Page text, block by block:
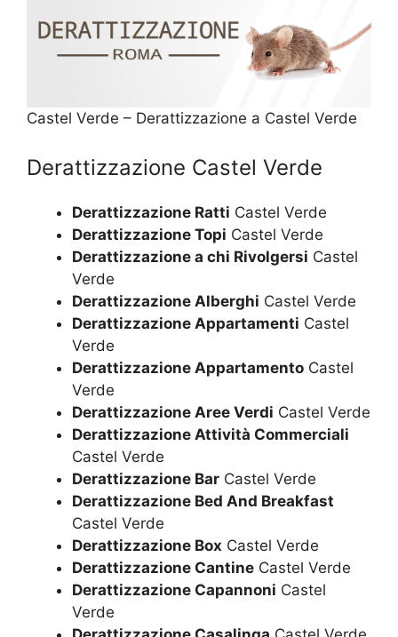
Castel Verde – Derattizzazione a Castel Verde
Derattizzazione Castel Verde
Derattizzazione Ratti Castel Verde
Derattizzazione Topi Castel Verde
Derattizzazione a chi Rivolgersi Castel
Verde
Derattizzazione Alberghi Castel Verde
Derattizzazione Appartamenti Castel
Verde
Derattizzazione Appartamento Castel
Verde
Derattizzazione Aree Verdi Castel Verde
Derattizzazione Attività Commerciali
Castel Verde
Derattizzazione Bar Castel Verde
Derattizzazione Bed And Breakfast
Castel Verde
Derattizzazione Box Castel Verde
Derattizzazione Cantine Castel Verde
Derattizzazione Capannoni Castel
Verde